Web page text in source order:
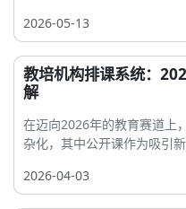
2026-05-13
教培机构排课系统：
解
在迈向2026年的教育赛道上
杂化，其中公开课作为吸引
2026-04-03